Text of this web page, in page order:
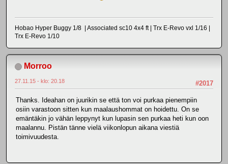
Hobao Hyper Buggy 1/8 | Associated sc10 4x4 ft | Trx E-Revo vxl 1/16 |
Trx E-Revo 1/10
Morroo
#2017
27.11.15 - klo: 20.18
Thanks. Ideahan on juurikin se että ton voi purkaa pienempiin
osiin varastoon sitten kun maalaushommat on hoidettu. On se
emäntäkin jo vähän leppynyt kun lupasin sen purkaa heti kun oon
maalannu. Pistän tänne vielä viikonlopun aikana viestiä
toimivuudesta.